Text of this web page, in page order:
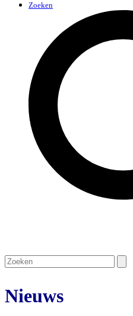
Zoeken
Open
mobile
Close
mobile
Search
Nieuws